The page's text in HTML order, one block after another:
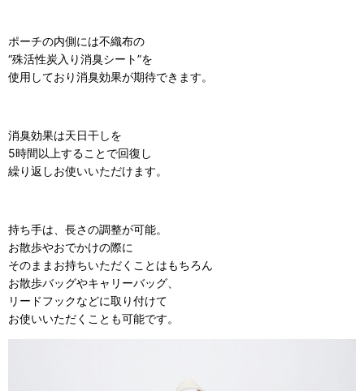
ポーチの内側には不織布の
“殊活性炭入り消臭シート”を
使用しており消臭効果が期待できます。
消臭効果は天日干しを
5時間以上することで回復し
繰り返しお使いいただけます。
持ち手は、長さの調整が可能。
お散歩やおでかけの際に
そのままお持ちいただくことはもちろん
お散歩バッグやキャリーバッグ、
リードフックなどに取り付けて
お使いいただくことも可能です。